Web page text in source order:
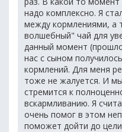
надо комплексно. Я
между кормлениями, а
волшебный" чай для
данный момент
нас с сыном
кормлений. Для меня
тоже не жалуется. И
стремится к
вскармливанию. Я
очень помог в этом
поможет дойти до